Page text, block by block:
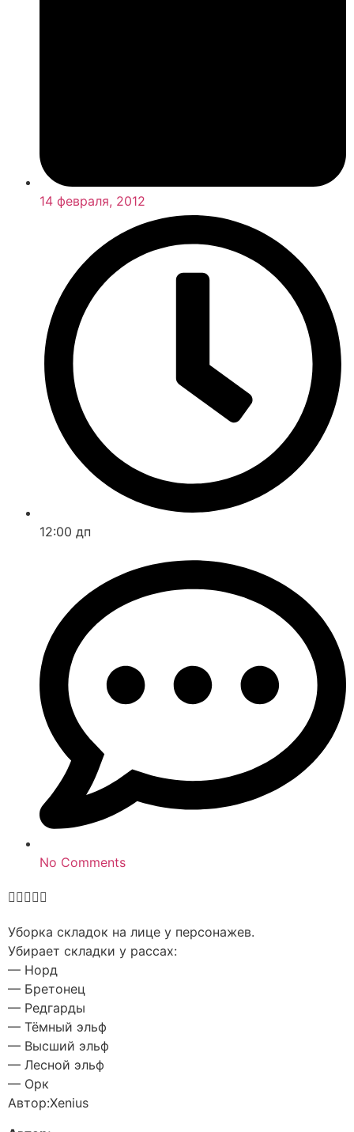
14 февраля, 2012
12:00 дп
No Comments

Уборка складок на лице у персонажев.
Убирает складки у рассах:
— Норд
— Бретонец
— Редгарды
— Тёмный эльф
— Высший эльф
— Лесной эльф
— Орк
Автор:Xenius